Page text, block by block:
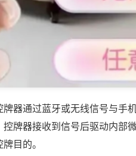
器通过蓝牙或无线信号与手
牌器接收到信号后驱动内部
目的。